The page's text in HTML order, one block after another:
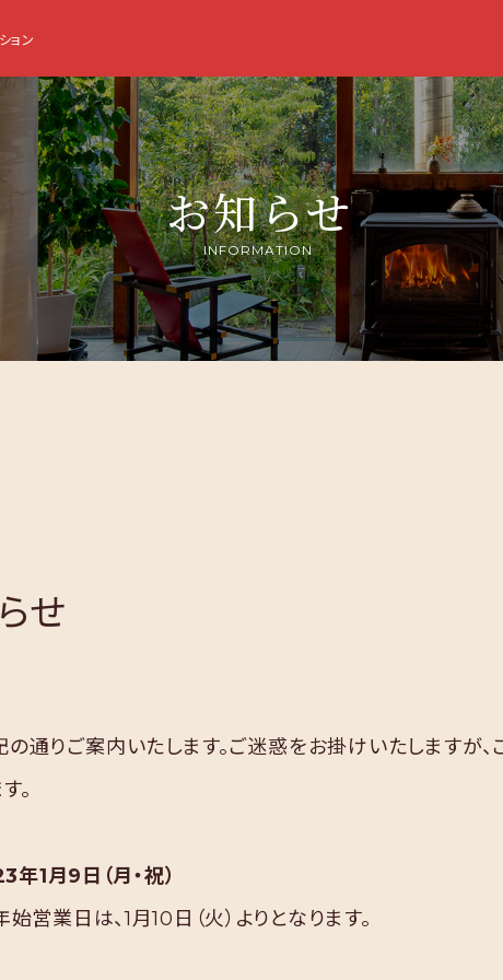
ョン
お知らせ
INFORMATION
せ
通りご案内いたします。ご迷惑をお掛けいたしますが、
。
月9日（月・祝）
業日は、1月10日（火）よりとなります。